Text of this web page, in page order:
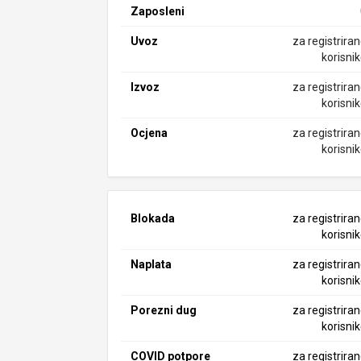
Zaposleni
Uvoz
za
Izvoz
za
Ocjena
za
Blokada
za
Naplata
za
Porezni dug
za
COVID potpore za